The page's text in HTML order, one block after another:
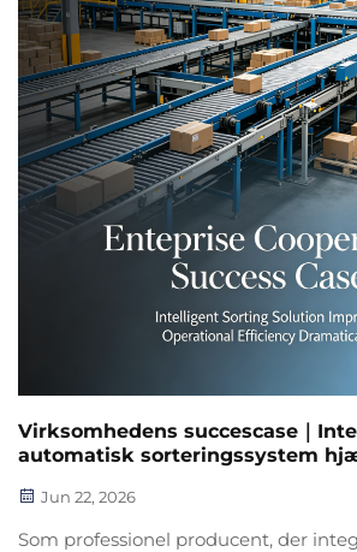
Virksomhedens succescase｜
automatisk sorteringssystem
opgradering
Jun 22, 2026
Som professionel producent, der